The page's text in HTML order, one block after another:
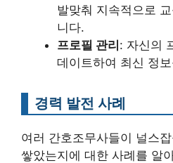
발맞춰 지속적으로
니다.
프로필 관리: 자신의
데이트하여 최신 정
경력 발전 사례
여러 간호조무사들이 널스
쌓았는지에 대한 사례를 알